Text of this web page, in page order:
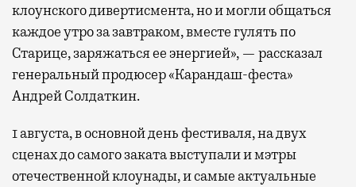
клоунского дивертисмента, но и могли общаться
каждое утро за завтраком, вместе гулять по
Старице, заряжаться ее энергией», — рассказал
генеральный продюсер «Карандаш-феста»
Андрей Солдаткин.
1 августа, в основной день фестиваля, на двух
сценах до самого заката выступали и мэтры
отечественной клоунады, и самые актуальные